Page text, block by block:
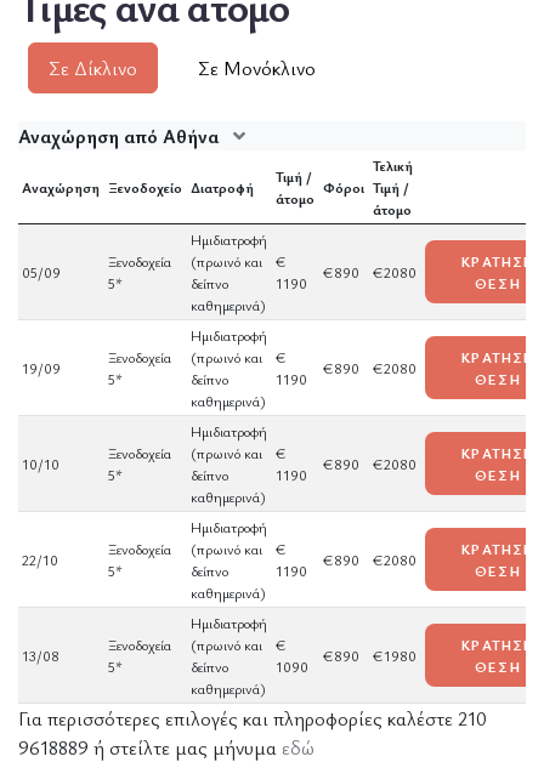
Σε Δίκλινο Σε Μονόκλινο
Αναχώρηση από Αθήνα
Αναχώρηση Ξενοδοχείο Διατροφή
Τιμή /
άτομο
Φόροι
Τελική
Τιμή /
άτομο
05/09
Ξενοδοχεία
5*
Ημιδιατροφή
(πρωινό και
δείπνο
καθημερινά)
€
1190
€890 €2080
ΚΡΑΤΗΣΕ
ΘΕΣΗ
19/09
Ξενοδοχεία
5*
Ημιδιατροφή
(πρωινό και
δείπνο
καθημερινά)
€
1190
€890 €2080
ΚΡΑΤΗΣΕ
ΘΕΣΗ
10/10
Ξενοδοχεία
5*
Ημιδιατροφή
(πρωινό και
δείπνο
καθημερινά)
€
1190
€890 €2080
ΚΡΑΤΗΣΕ
ΘΕΣΗ
22/10
Ξενοδοχεία
5*
Ημιδιατροφή
(πρωινό και
δείπνο
καθημερινά)
€
1190
€890 €2080
ΚΡΑΤΗΣΕ
ΘΕΣΗ
13/08
Ξενοδοχεία
5*
Ημιδιατροφή
(πρωινό και
δείπνο
καθημερινά)
€
1090
€890 €1980
ΚΡΑΤΗΣΕ
ΘΕΣΗ
Για περισσότερες επιλογές και πληροφορίες καλέστε 210
9618889 ή στείλτε μας μήνυμα εδώ